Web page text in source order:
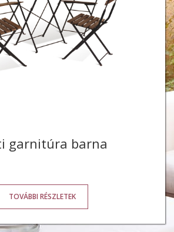
garnitúra barna
TOVÁBBI RÉSZLETEK